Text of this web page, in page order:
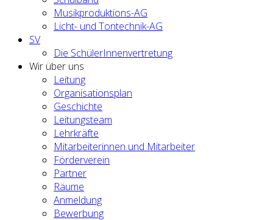
Musikproduktions-AG
Licht- und Tontechnik-AG
SV
Die SchülerInnenvertretung
Wir über uns
Leitung
Organisationsplan
Geschichte
Leitungsteam
Lehrkräfte
Mitarbeiterinnen und Mitarbeiter
Förderverein
Partner
Räume
Anmeldung
Bewerbung